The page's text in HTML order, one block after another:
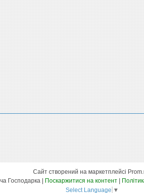
Сайт створений на маркетплейсі
Поскаржитися на контент
Select Language ▼